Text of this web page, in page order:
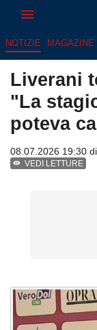
NOTIZIE MAGAZINE
Liverani
"La
poteva
08.07.2026 19:30 di
VEDI LETTURE